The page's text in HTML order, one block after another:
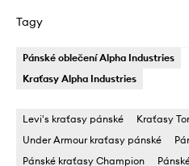
Tagy
Pánské oblečení Alpha Industries
Kraťasy Alpha Industries
Levi's kraťasy pánské
Kraťasy
Under Armour kraťasy pánské
Pánské kraťasy Champion